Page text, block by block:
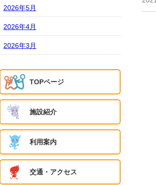
2026年5月
2026年4月
2026年3月
TOPページ
施設紹介
利用案内
交通・アクセス